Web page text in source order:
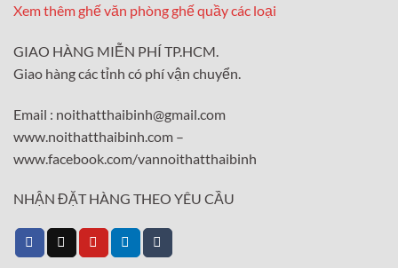
Xem thêm ghế văn phòng ghế quầy các loại
GIAO HÀNG MIỄN PHÍ TP.HCM.
Giao hàng các tỉnh có phí vận chuyển.
Email : noithatthaibinh@gmail.com
www.noithatthaibinh.com –
www.facebook.com/vannoithatthaibinh
NHẬN ĐẶT HÀNG THEO YÊU CẦU